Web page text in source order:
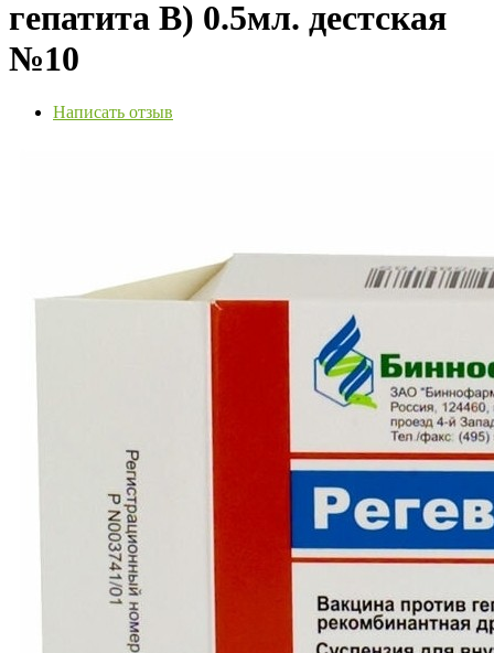
гепатита В) 0.5мл. дестская
№10
Написать отзыв